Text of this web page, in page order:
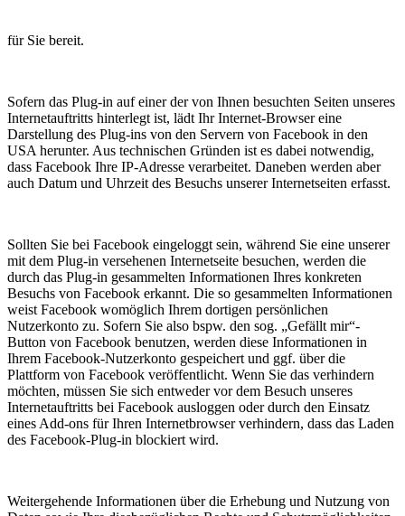
für Sie bereit.
Sofern das Plug-in auf einer der von Ihnen besuchten Seiten unseres
Internetauftritts hinterlegt ist, lädt Ihr Internet-Browser eine
Darstellung des Plug-ins von den Servern von Facebook in den
USA herunter. Aus technischen Gründen ist es dabei notwendig,
dass Facebook Ihre IP-Adresse verarbeitet. Daneben werden aber
auch Datum und Uhrzeit des Besuchs unserer Internetseiten erfasst.
Sollten Sie bei Facebook eingeloggt sein, während Sie eine unserer
mit dem Plug-in versehenen Internetseite besuchen, werden die
durch das Plug-in gesammelten Informationen Ihres konkreten
Besuchs von Facebook erkannt. Die so gesammelten Informationen
weist Facebook womöglich Ihrem dortigen persönlichen
Nutzerkonto zu. Sofern Sie also bspw. den sog. „Gefällt mir“-
Button von Facebook benutzen, werden diese Informationen in
Ihrem Facebook-Nutzerkonto gespeichert und ggf. über die
Plattform von Facebook veröffentlicht. Wenn Sie das verhindern
möchten, müssen Sie sich entweder vor dem Besuch unseres
Internetauftritts bei Facebook ausloggen oder durch den Einsatz
eines Add-ons für Ihren Internetbrowser verhindern, dass das Laden
des Facebook-Plug-in blockiert wird.
Weitergehende Informationen über die Erhebung und Nutzung von